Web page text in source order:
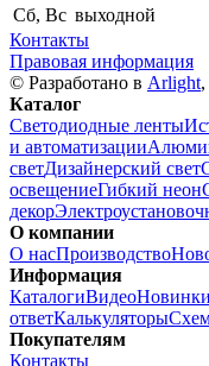
Сб, Вс выходной
Контакты
Правовая информация
© Разработано в Arlight
Каталог
Светодиодные ленты
и автоматизации
светДизайнерский свет
освещениеГибкий неон
декор
О компании
О насПроизводство
Информация
КаталогиВидеоНовинки
ответКалькуляторы
Покупателям
Контакты